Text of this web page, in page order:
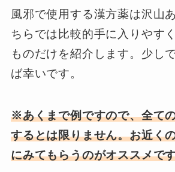
風邪で使用する漢方薬は沢山
ちらでは比較的手に入りやす
ものだけを紹介します。少し
ば幸いです。
※あくまで例ですので、全て
するとは限りません。お近く
にみてもらうのがオススメで